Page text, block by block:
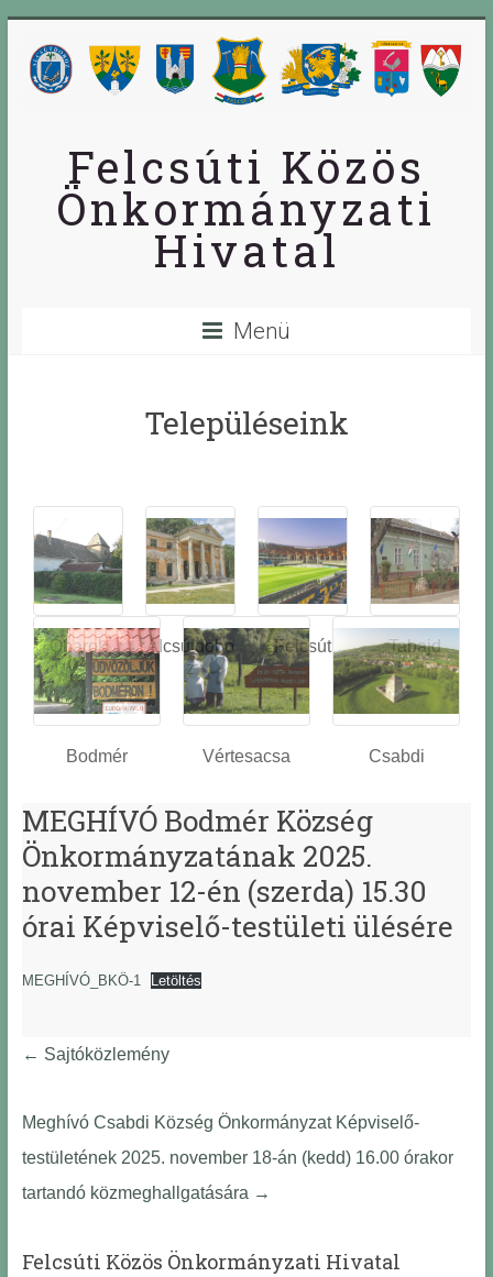
Felcsúti Közös
Önkormányzati
Hivatal
Menü
Településeink
Óbarok
Alcsútdobo
z
Felcsút Tabajd
Bodmér Vértesacsa Csabdi
MEGHÍVÓ Bodmér Község
Önkormányzatának 2025.
november 12-én (szerda) 15.30
órai Képviselő-testületi ülésére
MEGHÍVÓ_BKÖ-1 Letöltés
← Sajtóközlemény
Meghívó Csabdi Község Önkormányzat Képviselő-
testületének 2025. november 18-án (kedd) 16.00 órakor
tartandó közmeghallgatására →
Felcsúti Közös Önkormányzati Hivatal